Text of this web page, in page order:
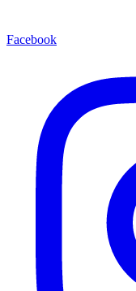
Facebook